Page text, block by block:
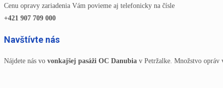
Cenu opravy zariadenia Vám povieme aj telefonicky na čísle
+421 907 709 000
Navštívte nás
Nájdete nás vo vonkajšej pasáži OC Danubia v Petržalke. Množstvo opráv